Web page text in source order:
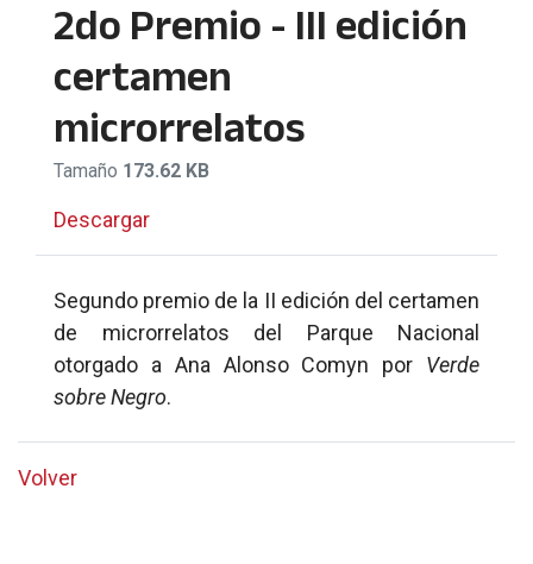
2do Premio - III edición
certamen
microrrelatos
Tamaño 173.62 KB
Descargar
Segundo premio de la II edición del certamen
de microrrelatos del Parque Nacional
otorgado a Ana Alonso Comyn por Verde
sobre Negro.
Volver